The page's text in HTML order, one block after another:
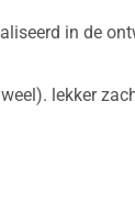
in de
lekker